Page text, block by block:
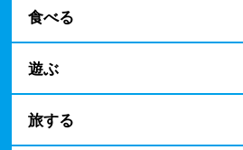
食べる
遊ぶ
旅する